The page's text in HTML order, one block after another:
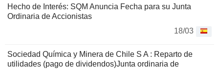
Hecho de Interés: SQM Anuncia Fecha para su Junta
Ordinaria de Accionistas
18/03
Sociedad Química y Minera de Chile S A : Reparto de
utilidades (pago de dividendos)Junta ordinaria de